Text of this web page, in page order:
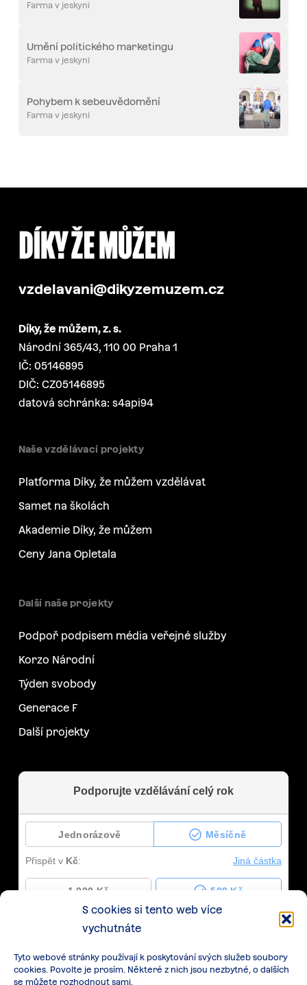
S cookies si tento web více
vychutnáte
Tyto webové stránky používají k poskytování svých služeb soubory
cookies. Povolte je prosím. Některé z nich jsou nezbytné, o dalších
se můžete rozhodnout sami.
Farma v jeskyni
Umění politického marketingu
Farma v jeskyni
Pohybem k sebeuvědomění
Farma v jeskyni
vzdelavani@dikyzemuzem.cz
Díky, že můžem, z. s.
Národní 365/43, 110 00 Praha 1
IČ: 05146895
DIČ: CZ05146895
datová schránka: s4api94
Naše vzdělávací projekty
Platforma Díky, že můžem vzdělávat
Samet na školách
Akademie Díky, že můžem
Ceny Jana Opletala
Další naše projekty
Podpoř podpisem média veřejné služby
Korzo Národní
Týden svobody
Generace F
Další projekty